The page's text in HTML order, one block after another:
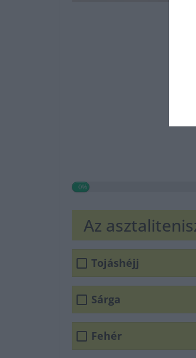
0%
Az
Tojáshéjj
Sárga
Fehér